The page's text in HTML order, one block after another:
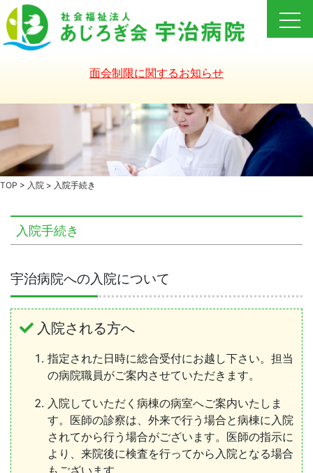
Skip
to
content
面会制限に関するお知らせ
TOP > 入院 > 入院手続き
入院手続き
宇治病院への入院について
入院される方へ
指定された日時に総合受付にお越し下さい。担当
の病院職員がご案内させていただきます。
入院していただく病棟の病室へご案内いたしま
す。医師の診察は、外来で行う場合と病棟に入院
されてから行う場合がございます。医師の指示に
より、来院後に検査を行ってから入院となる場合